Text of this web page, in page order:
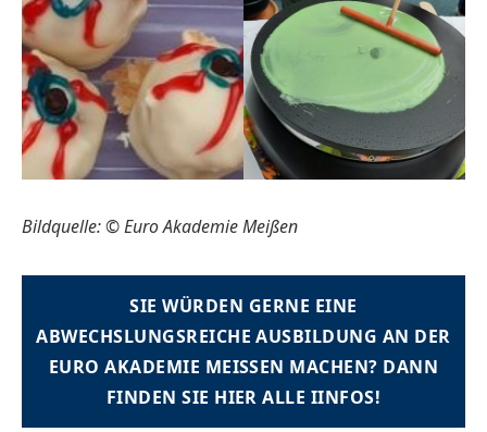
Bildquelle: © Euro Akademie Meißen
SIE WÜRDEN GERNE EINE
ABWECHSLUNGSREICHE AUSBILDUNG AN DER
EURO AKADEMIE MEISSEN MACHEN? DANN
FINDEN SIE HIER ALLE IINFOS!